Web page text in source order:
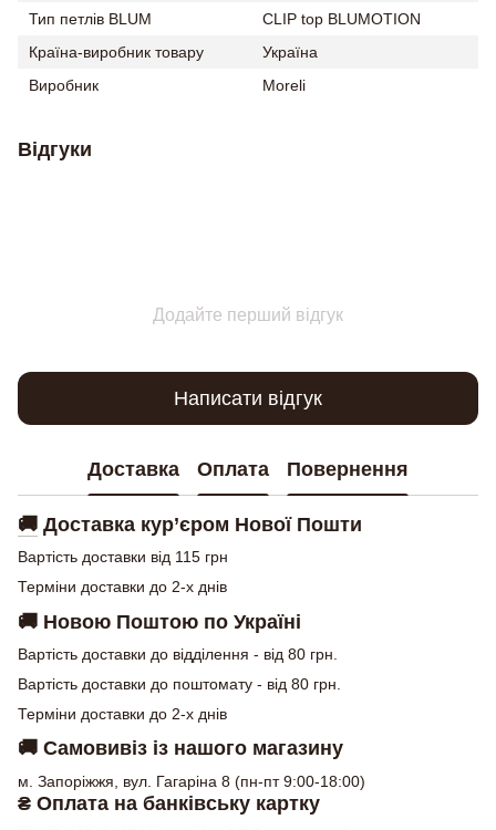
Тип петлів BLUM
CLIP top BLUMOTION
Країна-виробник товару
Україна
Виробник
Moreli
Відгуки
Додайте перший відгук
Написати відгук
Доставка Оплата Повернення
🚚 Доставка кур’єром Нової Пошти
Вартість доставки від 115 грн
Терміни доставки до 2-х днів
🚚 Новою Поштою по Україні
Вартість доставки до відділення - від 80 грн.
Вартість доставки до поштомату - від 80 грн.
Терміни доставки до 2-х днів
🚚 Самовивіз із нашого магазину
м. Запоріжжя, вул. Гагаріна 8 (пн-пт 9:00-18:00)
₴ Оплата на банківську картку